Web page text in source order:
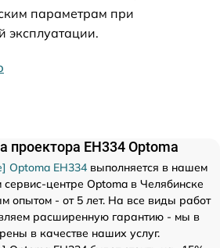
параметрам при
эксплуатации.
проектора EH334 Optoma
Optoma EH334 выполняется в нашем
центре Optoma в Челябинске
опытом - от 5 лет. На все виды работ
расширенную гарантию - мы в
в качестве наших услуг.